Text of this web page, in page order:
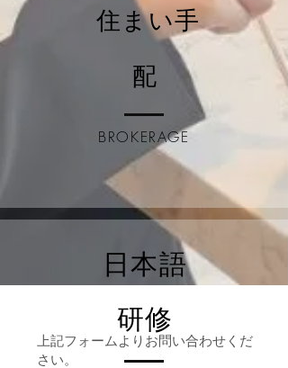
住まい手
配
BROKERAGE
日本語
​研修
上記フォームよりお問い合わせくだ
さい。